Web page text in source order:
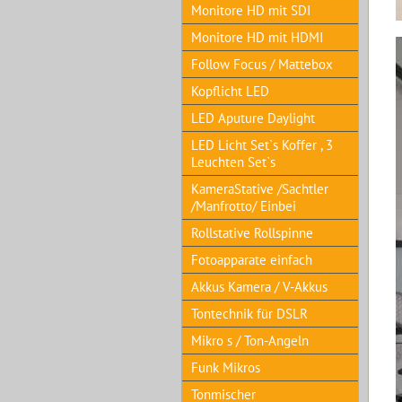
Monitore HD mit SDI
Monitore HD mit HDMI
Follow Focus / Mattebox
Kopflicht LED
LED Aputure Daylight
LED Licht Set`s Koffer , 3
Leuchten Set`s
KameraStative /Sachtler
/Manfrotto/ Einbei
Rollstative Rollspinne
Fotoapparate einfach
Akkus Kamera / V-Akkus
Tontechnik für DSLR
Mikro s / Ton-Angeln
Funk Mikros
Tonmischer